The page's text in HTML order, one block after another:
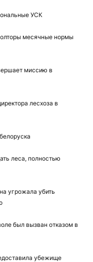
УСК
месячные нормы
миссию в
лесхоза в
леса, полностью
угрожала убить
был вызван отказом в
убежище